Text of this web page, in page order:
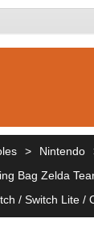
> Nintendo
Bag Zelda
/ Switch Lite /